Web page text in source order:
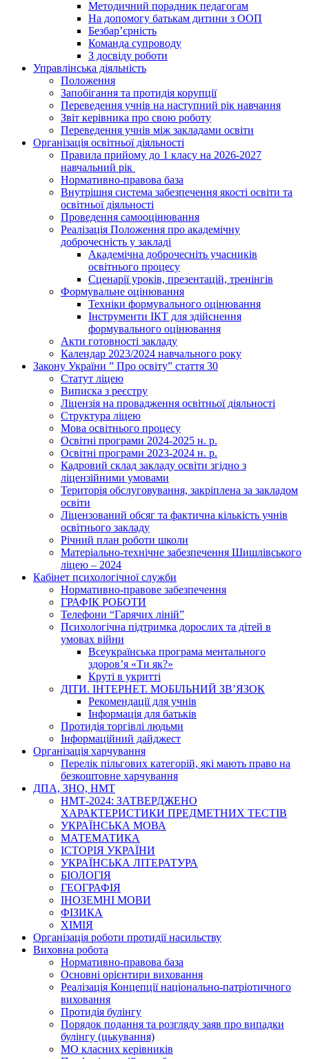
Методичний порадник педагогам
На допомогу батькам дитини з ООП
Безбар’єрність
Команда супроводу
З досвіду роботи
Управлінська діяльність
Положення
Запобігання та протидія корупції
Переведення учнів на наступний рік навчання
Звіт керівника про свою роботу
Переведення учнів між закладами освіти
Організація освітньої діяльності
Правила прийому до 1 класу на 2026-2027
навчальний рік
Нормативно-правова база
Внутрішня система забезпечення якості освіти та
освітньої діяльності
Проведення самооцінювання
Реалізація Положення про академічну
доброчесність у закладі
Академічна доброчесніть учасників
освітнього процесу
Сценарії уроків, презентацій, тренінгів
Формувальне оцінювання
Техніки формувального оцінювання
Інструменти ІКТ для здійснення
формувального оцінювання
Акти готовності закладу
Календар 2023/2024 навчального року
Закону України ” Про освіту” стаття 30
Статут ліцею
Виписка з реєстру
Ліцензія на провадження освітньої діяльності
Структура ліцею
Мова освітнього процесу
Освітні програми 2024-2025 н. р.
Освітні програми 2023-2024 н. р.
Кадровий склад закладу освіти згідно з
ліцензійними умовами
Територія обслуговування, закріплена за закладом
освіти
Ліцензований обсяг та фактична кількість учнів
освітнього закладу
Річний план роботи школи
Матеріально-технічне забезпечення Шишлівського
ліцею – 2024
Кабінет психологічної служби
Нормативно-правове забезпечення
ГРАФІК РОБОТИ
Телефони “Гарячих ліній”
Психологічна підтримка дорослих та дітей в
умовах війни
Всеукраїнська програма ментального
здоров’я «Ти як?»
Круті в укритті
ДІТИ. ІНТЕРНЕТ. МОБІЛЬНИЙ ЗВ’ЯЗОК
Рекомендації для учнів
Інформація для батьків
Протидія торгівлі людьми
Інформаційний дайджест
Організація харчування
Перелік пільгових категорій, які мають право на
безкоштовне харчування
ДПА, ЗНО, НМТ
НМТ-2024: ЗАТВЕРДЖЕНО
ХАРАКТЕРИСТИКИ ПРЕДМЕТНИХ ТЕСТІВ
УКРАЇНСЬКА МОВА
МАТЕМАТИКА
ІСТОРІЯ УКРАЇНИ
УКРАЇНСЬКА ЛІТЕРАТУРА
БІОЛОГІЯ
ГЕОГРАФІЯ
ІНОЗЕМНІ МОВИ
ФІЗИКА
ХІМІЯ
Організація роботи протидії насильству
Виховна робота
Нормативно-правова база
Основні орієнтири виховання
Реалізація Концепції національно-патріотичного
виховання
Протидія булінгу
Порядок подання та розгляду заяв про випадки
булінгу (цькування)
МО класних керівників